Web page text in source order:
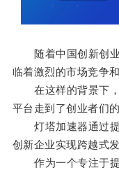
随着中国创新创业
临着激烈的市场竞争
在这样的背景下，
平台走到了创业者们的
灯塔加速器通过提
创新企业实现跨越式发
作为一个专注于提